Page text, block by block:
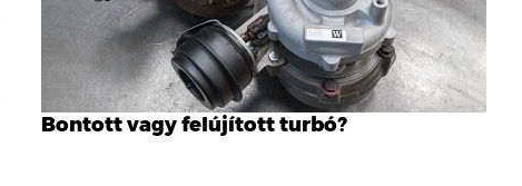
Bontott vagy felújított turbó?